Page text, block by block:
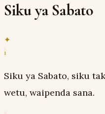
Siku ya Sabato
✦
1
Siku ya Sabato, siku
wetu, waipenda sana.